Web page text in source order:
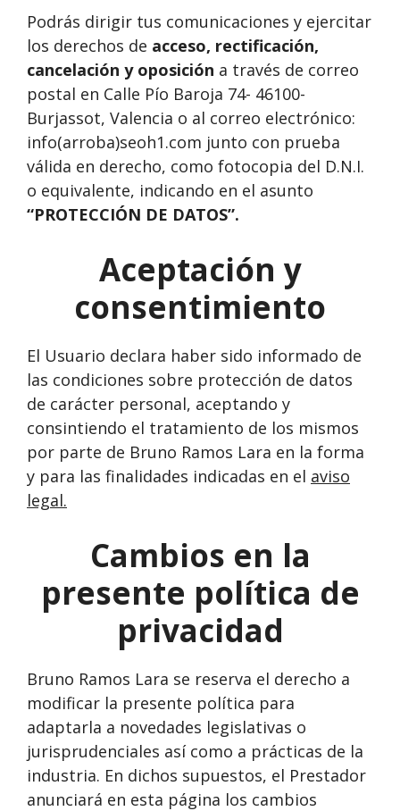
Podrás dirigir tus comunicaciones y ejercitar
los derechos de acceso, rectificación,
cancelación y oposición a través de correo
postal en Calle Pío Baroja 74- 46100-
Burjassot, Valencia o al correo electrónico:
info(arroba)seoh1.com junto con prueba
válida en derecho, como fotocopia del D.N.I.
o equivalente, indicando en el asunto
“PROTECCIÓN DE DATOS”.
Aceptación y
consentimiento
El Usuario declara haber sido informado de
las condiciones sobre protección de datos
de carácter personal, aceptando y
consintiendo el tratamiento de los mismos
por parte de Bruno Ramos Lara en la forma
y para las finalidades indicadas en el aviso
legal.
Cambios en la
presente política de
privacidad
Bruno Ramos Lara se reserva el derecho a
modificar la presente política para
adaptarla a novedades legislativas o
jurisprudenciales así como a prácticas de la
industria. En dichos supuestos, el Prestador
anunciará en esta página los cambios